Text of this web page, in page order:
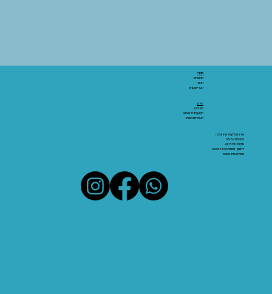
שירות הלקוחות והתמיכה
03-6206066
מיקום: אלנבי 43
ראשון - חמישי 10:00-19:00
שישי 10:00-15:00
אתר:
מאמרים
חנות
חברי מועדון
מידע:
אודותינו
תקנון ותנאי שימוש
הצהרת נגישות